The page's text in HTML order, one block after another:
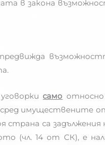
в закона
само
сред имуществените
страна са
(чл. 14 от СК), е